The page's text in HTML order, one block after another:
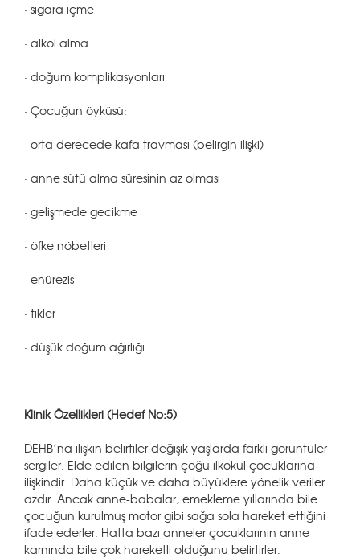
· sigara içme
· alkol alma
· doğum komplikasyonları
· Çocuğun öyküsü:
· orta derecede kafa travması (belirgin ilişki)
· anne sütü alma süresinin az olması
· gelişmede gecikme
· öfke nöbetleri
· enürezis
· tikler
· düşük doğum ağırlığı
Klinik Özellikleri (Hedef No:5)
DEHB’na ilişkin belirtiler değişik yaşlarda farklı görüntüler
sergiler. Elde edilen bilgilerin çoğu ilkokul çocuklarına
ilişkindir. Daha küçük ve daha büyüklere yönelik veriler
azdır. Ancak anne-babalar, emekleme yıllarında bile
çocuğun kurulmuş motor gibi sağa sola hareket ettiğini
ifade ederler. Hatta bazı anneler çocuklarının anne
karnında bile çok hareketli olduğunu belirtirler.